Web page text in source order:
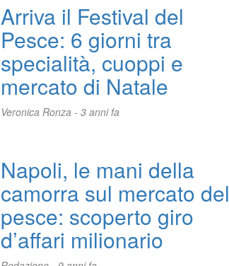
Arriva il Festival del
Pesce: 6 giorni tra
specialità, cuoppi e
mercato di Natale
Veronica Ronza - 3 anni fa
Napoli, le mani della
camorra sul mercato del
pesce: scoperto giro
d’affari milionario